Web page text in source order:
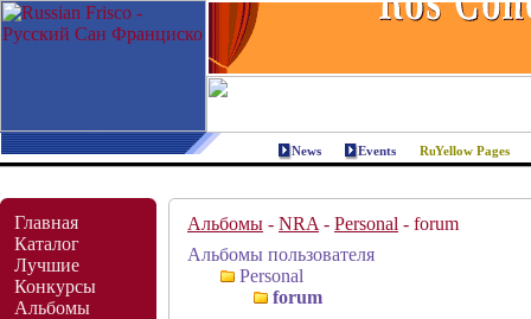
News Events Yellow Pages
Главная
Каталог
Лучшие
Конкурсы
Альбомы
Альбомы - NRA - Personal - forum
Альбомы пользователя
Personal
forum